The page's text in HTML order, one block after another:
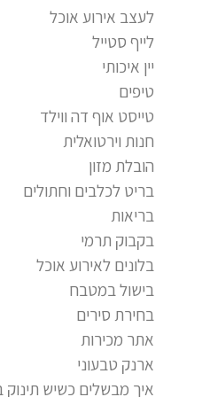
לעצב אירוע אוכל
לייף סטייל
יין איכותי
טיפים
טייסט אוף דה ווילד
חנות וירטואלית
הובלת מזון
בריט לכלבים וחתולים
בריאות
בקבוק תרמי
בלונים לאירוע אוכל
בישול במטבח
בחירת סירים
אתר מכירות
ארנק טבעוני
איך מבשלים כשיש תינוק